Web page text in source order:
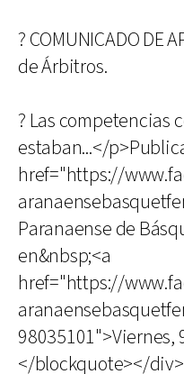
? COMUNICADO DE
de Árbitros.
? Las competencias
estaban...</
href="https://
Paranaense de
en&nbsp;<a
href="https://
98035101">Viernes,
</blockquote></div>